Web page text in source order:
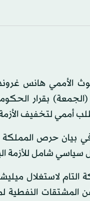
الأممي هانس
(الجمعة) بقرار
لتخفيف الأزمة
بيان حرص
شامل للأزمة
لاستغلال